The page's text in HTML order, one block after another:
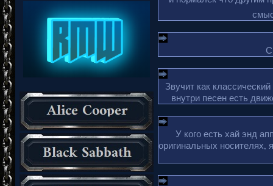
Звучит как
внутри песен есть
У кого есть хай энд
оригинальных